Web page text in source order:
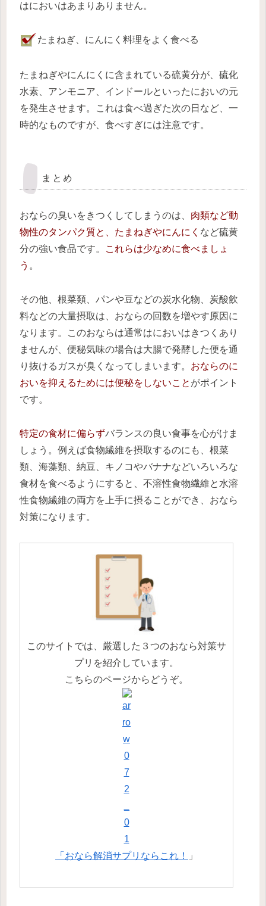
はにおいはあまりありません。
たまねぎ、にんにく料理をよく食べる
たまねぎやにんにくに含まれている硫黄分が、硫化
水素、アンモニア、インドールといったにおいの元
を発生させます。これは食べ過ぎた次の日など、一
時的なものですが、食べすぎには注意です。
まとめ
おならの臭いをきつくしてしまうのは、 肉類など動
物性のタンパク質と、たまねぎやにんにく など硫黄
分の強い食品です。
これらは少なめに食べましょ
う 。
その他、根菜類、パンや豆などの炭水化物、炭酸飲
料などの大量摂取は、おならの回数を増やす原因に
なります。このおならは通常はにおいはきつくあり
ませんが、便秘気味の場合は大腸で発酵した便を通
り抜けるガスが臭くなってしまいます。 おならのに
おいを抑えるためには便秘をしないこと がポイント
です。
特定の食材に偏らずバランスの良い食事を心がけま
しょう。例えば食物繊維を摂取するのにも、根菜
類、海藻類、納豆、キノコやバナナなどいろいろな
食材を食べるようにすると、不溶性食物繊維と水溶
性食物繊維の両方を上手に摂ることができ、おなら
対策になります。
このサイトでは、厳選した３つのおなら対策サ
プリを紹介しています。
こちらのページからどうぞ。
「おなら解消サプリならこれ！ 」